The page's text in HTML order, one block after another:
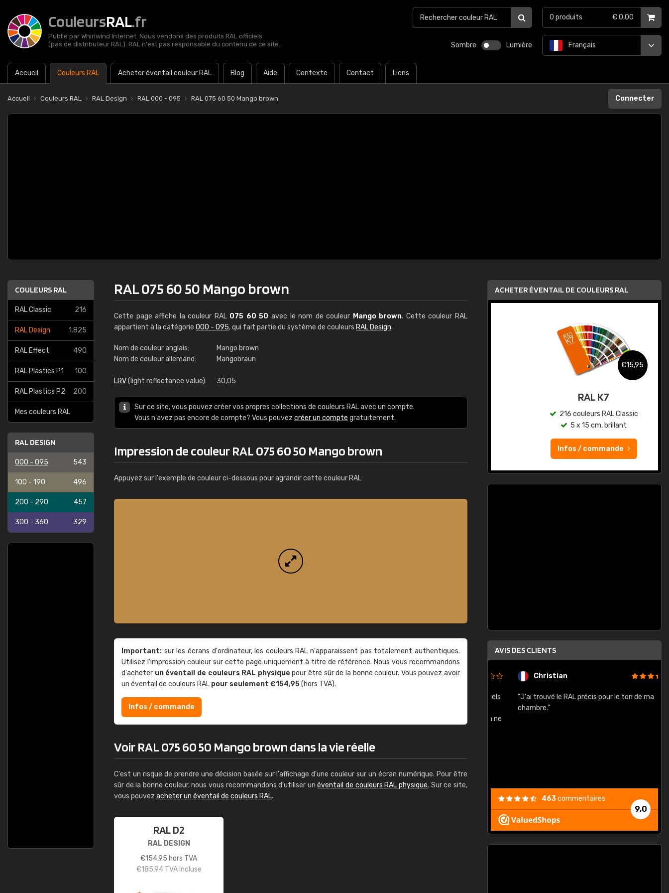
CouleursRAL.fr
Publié par Whirlwind Internet. Nous vendons des produits RAL officiels
(pas de distributeur RAL). RAL n'est pas responsable du contenu de ce site.
Sombre Lumière
Accueil Couleurs RAL Acheter éventail couleur RAL Blog Aide Contexte Contact Liens
Français
0 produits € 0,00
Accueil Couleurs RAL RAL Design RAL 000 - 095 RAL 075 60 50 Mango brown Connecter
COULEURS RAL
RAL Classic 216
RAL Design 1.825
RAL Effect 490
RAL Plastics P1 100
RAL Plastics P2 200
Mes couleurs RAL
RAL DESIGN
000 - 095 543
100 - 190 496
200 - 290 457
300 - 360 329
RAL 075 60 50 Mango brown
Cette page affiche la couleur RAL 075 60 50 avec le nom de couleur Mango brown. Cette couleur RAL
appartient à la catégorie 000 - 095, qui fait partie du système de couleurs RAL Design.
Nom de couleur anglais:
Mango brown
Nom de couleur allemand:
Mangobraun
LRV(light reflectance value): 30,05
Sur ce site, vous pouvez créer vos propres collections de couleurs RAL avec un compte.
Vous n'avez pas encore de compte? Vous pouvez créer un compte gratuitement.
Impression de couleur RAL 075 60 50 Mango brown
Appuyez sur l'exemple de couleur ci-dessous pour agrandir cette couleur RAL:
Important: sur les écrans d'ordinateur, les couleurs RAL n'apparaissent pas totalement authentiques.
Utilisez l'impression couleur sur cette page uniquement à titre de référence. Nous vous recommandons
d'acheter un éventail de couleurs RAL physique pour être sûr de la bonne couleur. Vous pouvez avoir
un éventail de couleurs RAL pour seulement €154,95(hors TVA).
Infos / commande
Voir RAL 075 60 50 Mango brown dans la vie réelle
C'est un risque de prendre une décision basée sur l'affichage d'une couleur sur un écran numérique. Pour être
sûr de la bonne couleur, nous vous recommandons d'utiliser unéventail de couleurs RAL physique. Sur ce site,
vous pouvez acheter un éventail de couleurs RAL.
RAL D2
RAL DESIGN
€154,95 hors TVA
€185,94TVA incluse
ACHETER ÉVENTAIL DE COULEURS RAL
RAL K7 à base d'eau
216 couleurs RAL Classic
Infos / commande
€15,95
RAL K7
216 couleurs RAL Classic
5 x 15 cm, brillant
Infos / commande
AVIS DES CLIENTS
Guillaume Euvrard Christian
"J'ai trouvé le RAL précis pour le ton de ma
chambre."
9,0
463commentaires